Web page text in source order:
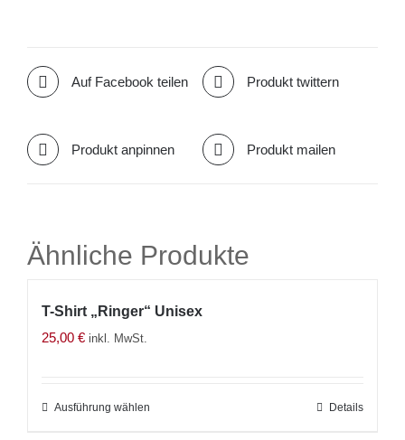
Auf Facebook teilen Produkt twittern
Produkt anpinnen Produkt mailen
Ähnliche Produkte
T-Shirt „Ringer“ Unisex
25,00 € inkl. MwSt.
Ausführung wählen Details